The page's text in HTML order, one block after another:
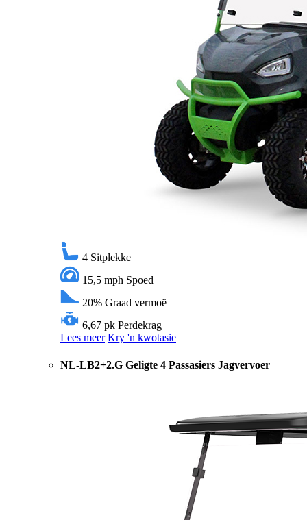
4 Sitplekke
15,5 mph Spoed
20% Graad vermoë
6,67 pk Perdekrag
Lees meer Kry 'n kwotasie
NL-LB2+2.G Geligte 4 Passasiers Jagvervoer